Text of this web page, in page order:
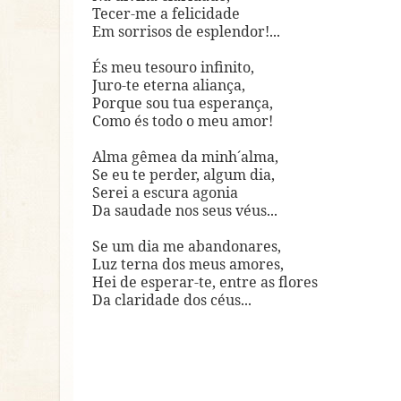
Tecer-me a felicidade
Em sorrisos de esplendor!...
És meu tesouro infinito,
Juro-te eterna aliança,
Porque sou tua esperança,
Como és todo o meu amor!
Alma gêmea da minh´alma,
Se eu te perder, algum dia,
Serei a escura agonia
Da saudade nos seus véus...
Se um dia me abandonares,
Luz terna dos meus amores,
Hei de esperar-te, entre as flores
Da claridade dos céus...